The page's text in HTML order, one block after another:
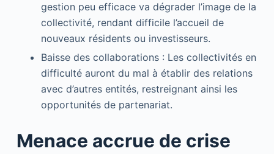
gestion peu efficace va dégrader l’image de la
collectivité, rendant difficile l’accueil de
nouveaux résidents ou investisseurs.
Baisse des collaborations : Les collectivités en
difficulté auront du mal à établir des relations
avec d’autres entités, restreignant ainsi les
opportunités de partenariat.
Menace accrue de crise